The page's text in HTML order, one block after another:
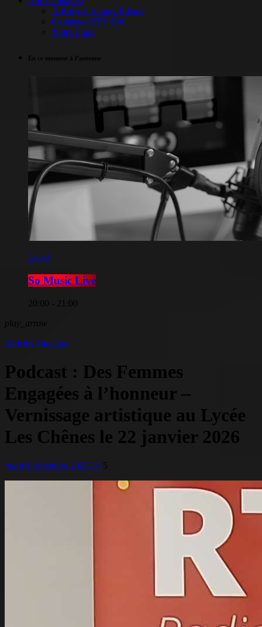
Artistes et Jeunes Talents
Contacter RTV FM
Notre Logo
En ce moment à l’antenne
Local
So Music Live
20:00 - 21:00
play_arrow
Articles Vaucluse
Podcast : Des Femmes
Engagées à l’honneur –
Vernissage artistique au Lycée
Les Chênes le 22 janvier 2026
today3 décembre 2025 14 5